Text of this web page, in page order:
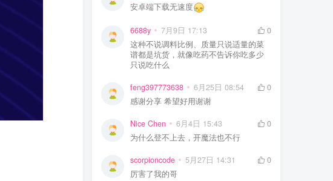
安卓端下载无速度
6688y 7月9日 17:13
0
这种不说调料比例、质量只说适量的菜
谱都是坑货，就像吃药不告诉你吃多少
只说吃什么
feng397773638 6月25日 08:54
0
感谢分享 希望好用谢谢
Nice Chen 6月4日 15:43
0
为什么登不上去，开魔法也不行
scorpioncode 5月27日 14:31
0
厉害了我的哥